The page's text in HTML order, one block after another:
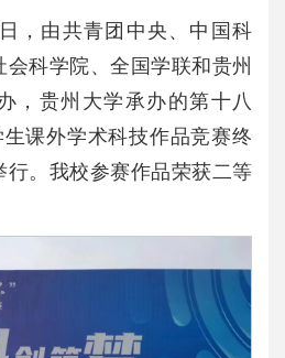
，由共青团中央、中国科
科学院、全国学联和贵州
，贵州大学承办的第十八
生课外学术科技作品竞赛终
行。我校参赛作品荣获二等